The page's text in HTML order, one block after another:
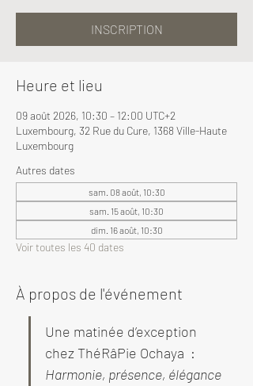
INSCRIPTION
Heure et lieu
09 août 2026, 10:30 – 12:00 UTC+2
Luxembourg, 32 Rue du Cure, 1368 Ville-Haute
Luxembourg
Autres dates
sam. 08 août, 10:30
sam. 15 août, 10:30
dim. 16 août, 10:30
Voir toutes les 40 dates
À propos de l'événement
Une matinée d’exception
chez ThéRâPie Ochaya  :
Harmonie, présence, élégance